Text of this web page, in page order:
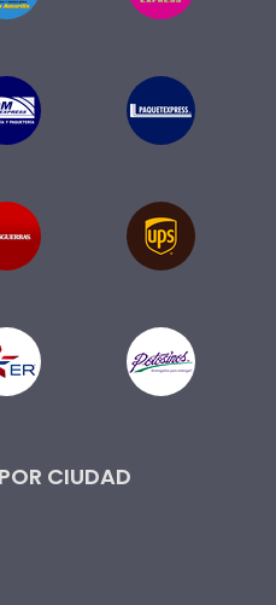
CIUDAD